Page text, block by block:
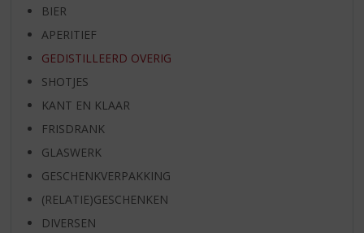
BIER
APERITIEF
GEDISTILLEERD OVERIG
SHOTJES
KANT EN KLAAR
FRISDRANK
GLASWERK
GESCHENKVERPAKKING
(RELATIE)GESCHENKEN
DIVERSEN